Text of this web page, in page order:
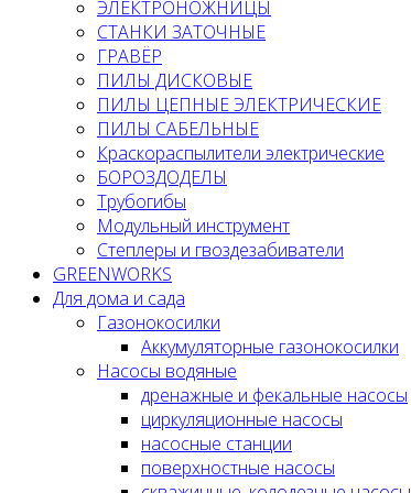
ЭЛЕКТРОНОЖНИЦЫ
СТАНКИ ЗАТОЧНЫЕ
ГРАВЁР
ПИЛЫ ДИСКОВЫЕ
ПИЛЫ ЦЕПНЫЕ ЭЛЕКТРИЧЕСКИЕ
ПИЛЫ САБЕЛЬНЫЕ
Краскораспылители электрические
БОРОЗДОДЕЛЫ
Трубогибы
Модульный инструмент
Степлеры и гвоздезабиватели
GREENWORKS
Для дома и сада
Газонокосилки
Аккумуляторные газонокосилки
Насосы водяные
дренажные и фекальные насосы
циркуляционные насосы
насосные станции
поверхностные насосы